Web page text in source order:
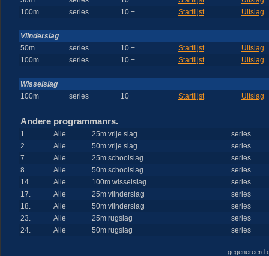
100m
series 10 + Startlijst Uitslag
Vlinderslag
50m
series 10 + Startlijst
Uitslag
100m
series 10 + Startlijst Uitslag
Wisselslag
100m
series 10 + Startlijst Uitslag
Andere programmanrs.
1. Alle 25m vrije slag
series
2.
Alle 50m vrije slag
series
7.
Alle 25m schoolslag
series
8.
Alle 50m schoolslag
series
14.
Alle 100m wisselslag
series
17.
Alle 25m vlinderslag
series
18.
Alle 50m vlinderslag
series
23.
Alle 25m rugslag
series
24.
Alle 50m rugslag series
gegenereerd